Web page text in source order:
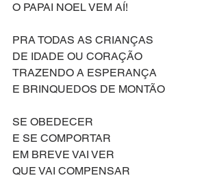
O PAPAI NOEL VEM AÍ!
PRA TODAS AS CRIANÇAS
DE IDADE OU CORAÇÃO
TRAZENDO A ESPERANÇA
E BRINQUEDOS DE MONTÃO
SE OBEDECER
E SE COMPORTAR
EM BREVE VAI VER
QUE VAI COMPENSAR